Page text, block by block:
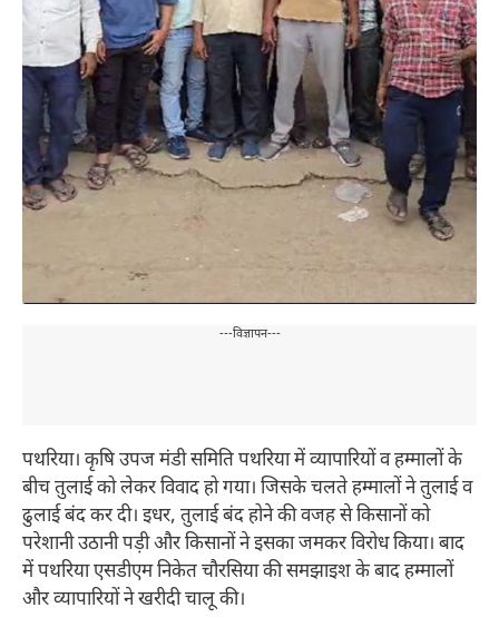
---विज्ञापन---
पथरिया। कृषि उपज मंडी समिति पथरिया में व्यापारियों व हम्मालों के
बीच तुलाई को लेकर विवाद हो गया। जिसके चलते हम्मालों ने तुलाई व
ढुलाई बंद कर दी। इधर, तुलाई बंद होने की वजह से किसानों को
परेशानी उठानी पड़ी और किसानों ने इसका जमकर विरोध किया। बाद
में पथरिया एसडीएम निकेत चौरसिया की समझाइश के बाद हम्मालों
और व्यापारियों ने खरीदी चालू की।